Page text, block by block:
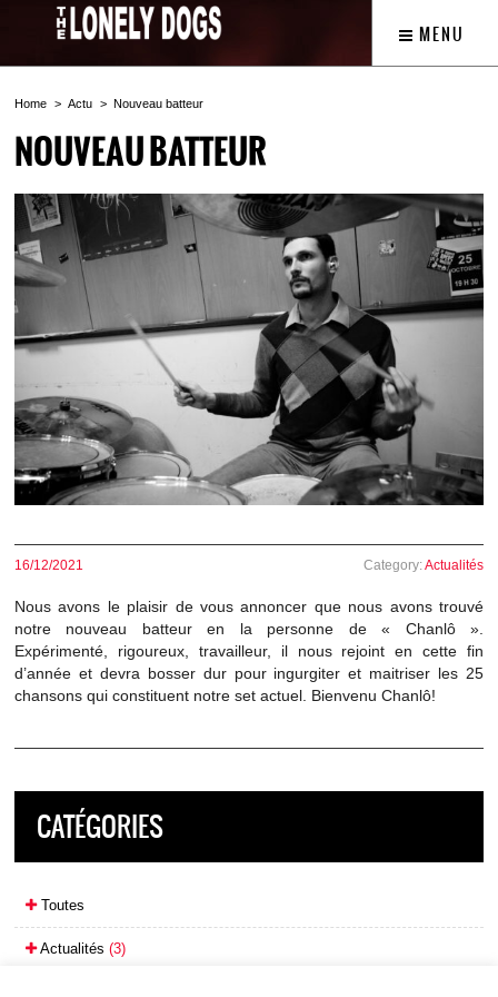
MENU
Home Actu Nouveau batteur
NOUVEAU BATTEUR
16/12/2021 Category:Actualités
Nous avons le plaisir de vous annoncer que nous avons trouvé
notre nouveau batteur en la personne de « Chanlô ».
Expérimenté, rigoureux, travailleur, il nous rejoint en cette fin
d’année et devra bosser dur pour ingurgiter et maitriser les 25
chansons qui constituent notre set actuel. Bienvenu Chanlô!
CATÉGORIES
Toutes
Actualités (3)